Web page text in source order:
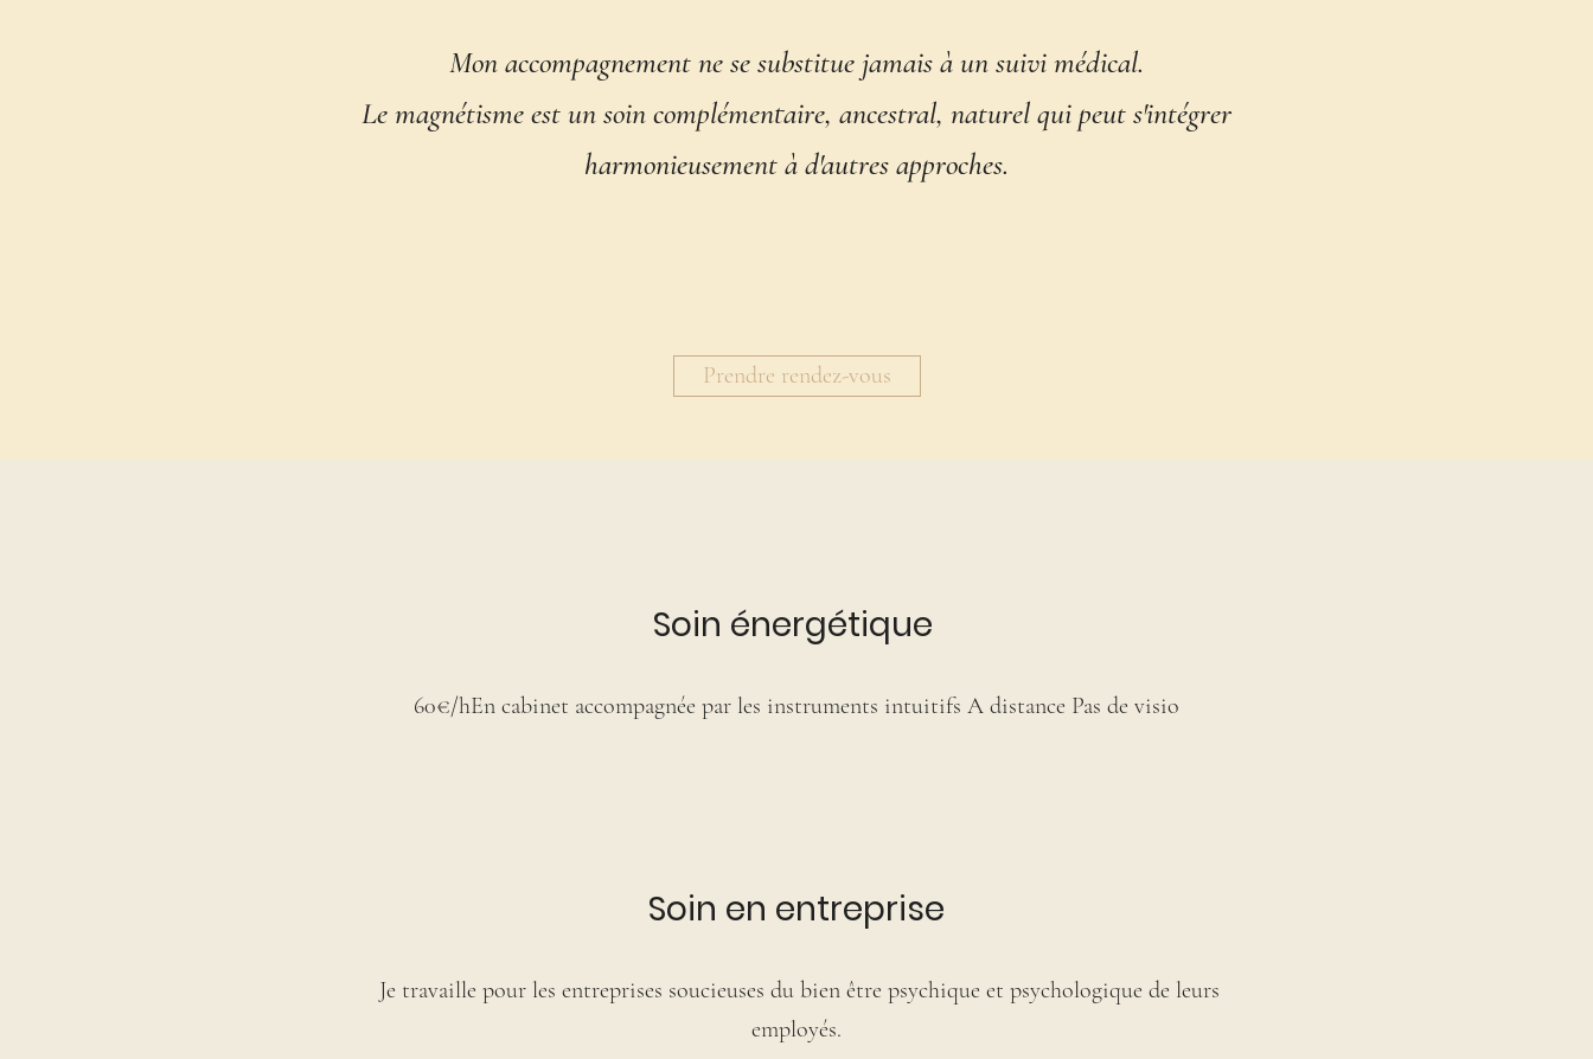
Mon accompagnement ne se substitue jamais à un suivi médical.
Le magnétisme est un soin complémentaire, ancestral, naturel qui peut s'intégrer
harmonieusement à d'autres approches.
Prendre rendez-vous
Soin énergétique
60€/hEn cabinet accompagnée par les instruments intuitifs A distance Pas de visio
Soin en entreprise
Je travaille pour les entreprises soucieuses du bien être psychique et psychologique de leurs
employés.